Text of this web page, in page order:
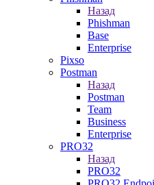
Назад
Phishman
Base
Enterprise
Pixso
Postman
Назад
Postman
Team
Business
Enterprise
PRO32
Назад
PRO32